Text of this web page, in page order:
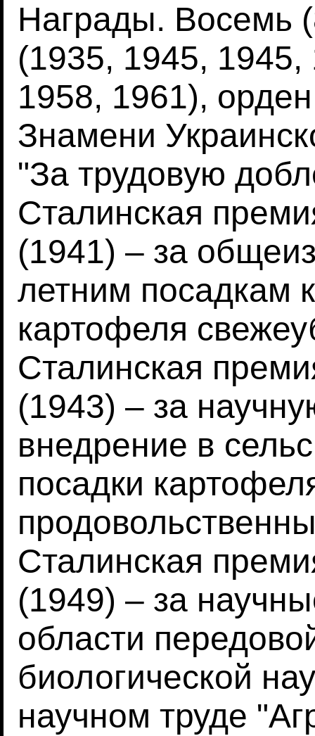
Награды. Восемь
(1935, 1945,
1958, 1961),
Знамени
"За трудовую
Сталинская
(1941) – за
летним посадкам
картофеля
Сталинская
(1943) – за
внедрение в
посадки
Сталинская
(1949) – за
области
биологической
научном труде